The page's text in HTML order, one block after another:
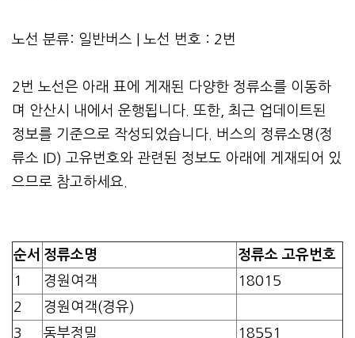
노선 분류: 일반버스 | 노선 번호 : 2번
2번 노선은 아래 표에 게재된 다양한 정류소를 이동하
며 안산시 내에서 운행됩니다. 또한, 최근 업데이트된
정보를 기준으로 작성되었습니다. 버스의 정류소명(정
류소 ID) 고유번호와 관련된 정보도 아래에 게재되어 있
으므로 참고하세요.
순서 정류소명
정류소 고유번호
1
경원여객
18015
2
경원여객(경유)
3
동부정밀
18551